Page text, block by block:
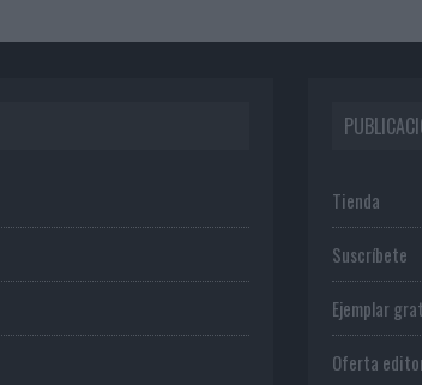
Tienda
Suscríbete
Ejemplar
Oferta